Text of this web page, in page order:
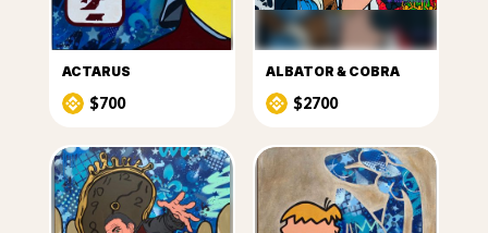
ACTARUS
$700
ALBATOR & COBRA
$2700